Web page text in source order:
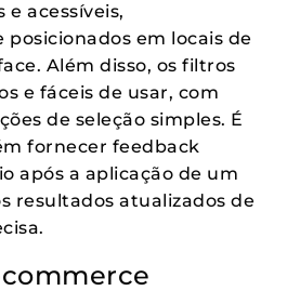
e acessíveis,
em locais de
Além disso, os filtros
e fáceis de usar, com
de seleção simples. É
fornecer feedback
após a aplicação de um
resultados atualizados de